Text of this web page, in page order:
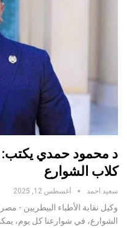
د محمود حمدي
كلاب الشوارع
سعيد احمد أغسطس 12, 2025
وكيل نقابة الأطباء البيطريين -
الشوارع، في شوارعنا كل يوم،